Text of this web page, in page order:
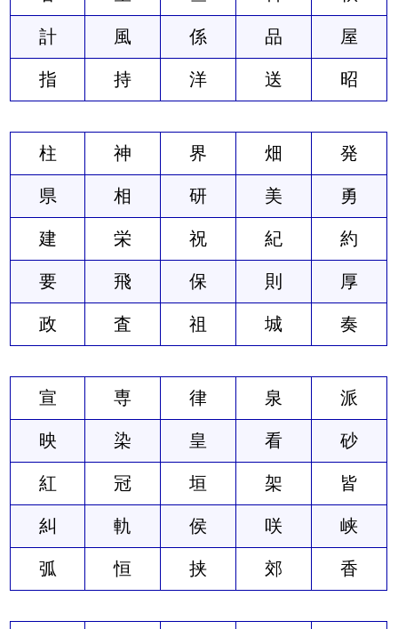
計 風 係 品 屋
指 持 洋 送 昭
柱 神 界 畑 発
県 相 研 美 勇
建 栄 祝 紀 約
要 飛 保 則 厚
政 査 祖 城 奏
宣 専 律 泉 派
映 染 皇 看 砂
紅 冠 垣 架 皆
糾 軌 侯 咲 峡
弧 恒 挟 郊 香